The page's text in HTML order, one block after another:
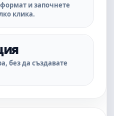
и започнете
клика.
без да създавате